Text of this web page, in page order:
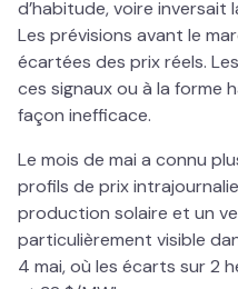
d’habitude, voire inversait
Les prévisions avant le
écartées des prix réels.
ces signaux ou à la forme
façon inefficace.
Le mois de mai a connu
profils de prix
production solaire et un
particulièrement visible
4 mai, où les écarts sur 2